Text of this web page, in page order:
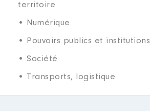
territoire
• Numérique
• Pouvoirs publics et institutions
• Société
• Transports, logistique